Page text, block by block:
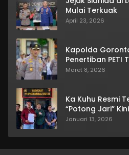
Mulai Terkuak
April 23, 2026
Kapolda
Penertiban PETI
Maret 8, 2026
Ka Kuhu Resmi
“Potong Jari”
Januari 13, 2026